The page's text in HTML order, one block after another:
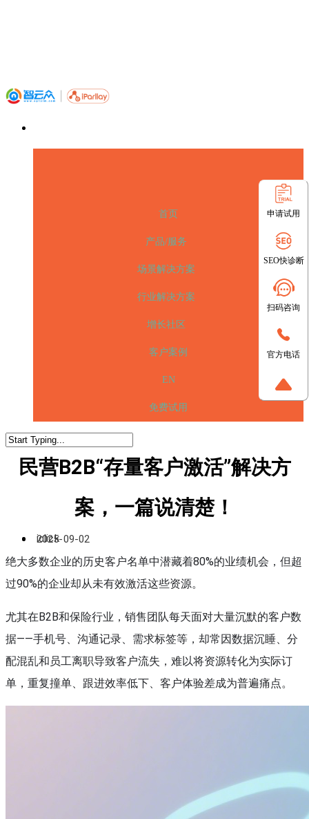
首页
产品/服务
场景解决方案
行业解决方案
增长社区
客户案例
EN
免费试用
民营B2B“存量客户激活”解决方
案，一篇说清楚！
iclick
2025-09-02
绝大多数企业的历史客户名单中潜藏着80%的业绩机会，但超
过90%的企业却从未有效激活这些资源。
尤其在B2B和保险行业，销售团队每天面对大量沉默的客户数
据——手机号、沟通记录、需求标签等，却常因数据沉睡、分
配混乱和员工离职导致客户流失，难以将资源转化为实际订
单，重复撞单、跟进效率低下、客户体验差成为普遍痛点。
申请试用
SEO快诊断
扫码咨询
官方电话